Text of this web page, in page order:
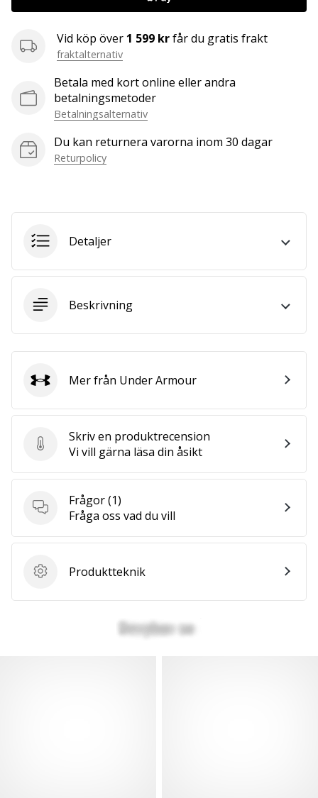
Are
a
handball
like
we
Join
us
Ambassador.
Visa
artiklar
Vid köp över 1 599 krfår du gratis frakt
fraktalternativ
Betala med kort online eller andra
betalningsmetoder
Betalningsalternativ
Du kan returnera varorna inom 30 dagar
Returpolicy
Detaljer
Beskrivning
Skriv en produktrecension
Skriv en produktrecension
Vi vill gärna läsa din åsikt
Frågor
Frågor(1)
Fråga oss vad du vill
Produktteknik
Produktteknik
Under Armour
Mer från Under Armour